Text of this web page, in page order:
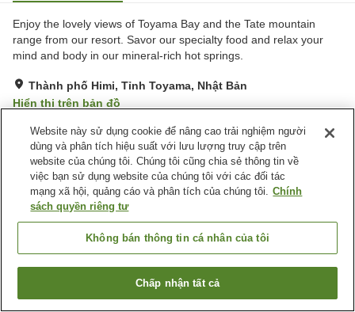
Enjoy the lovely views of Toyama Bay and the Tate mountain
range from our resort. Savor our specialty food and relax your
mind and body in our mineral-rich hot springs.
Thành phố Himi, Tỉnh Toyama, Nhật Bản
Hiển thị trên bản đồ
Rất tốt Đánh giá:27lượt
Tiện nghi chỗ nghỉ
Bãi đỗ xe
Bể sục
Xông hơi
Trang chủ Nhật Bản Tỉnh Toyama
Thành phố Himi
Himi Kudenhama Onsen Himinohana
Tìm phòng trống
Website này sử dụng cookie để nâng cao trải nghiệm người
dùng và phân tích hiệu suất với lưu lượng truy cập trên
website của chúng tôi. Chúng tôi cũng chia sẻ thông tin về
việc bạn sử dụng website của chúng tôi với các đối tác
mạng xã hội, quảng cáo và phân tích của chúng tôi. Chính
sách quyền riêng tư
Không bán thông tin cá nhân của tôi
Chấp nhận tất cả